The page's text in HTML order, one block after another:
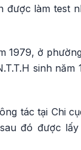
được làm test
1979, ở
sinh năm
tác tại Chi
đó được